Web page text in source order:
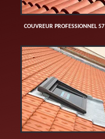
COUVREUR PROFESSIONNEL 57